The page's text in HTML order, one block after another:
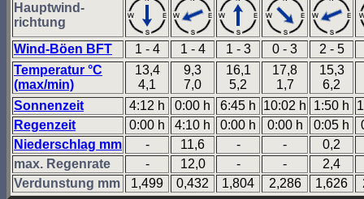
Hauptwind-
richtung
Wind-Böen BFT
1 - 4 1 - 4 1 - 3 0 - 3
2 - 5
Temperatur °C
(max/min)
13,4
4,1
9,3
7,0
16,1
5,2
17,8
1,7
15,3
6,2
Sonnenzeit
4:12 h 0:00 h 6:45 h 10:02 h 1:50 h
Regenzeit
0:00 h 4:10 h 0:00 h 0:00 h 0:05 h
Niederschlag mm
- 11,6 - -
0,2
max. Regenrate
- 12,0 - -
2,4
Verdunstung mm
1,499 0,432 1,804 2,286 1,626